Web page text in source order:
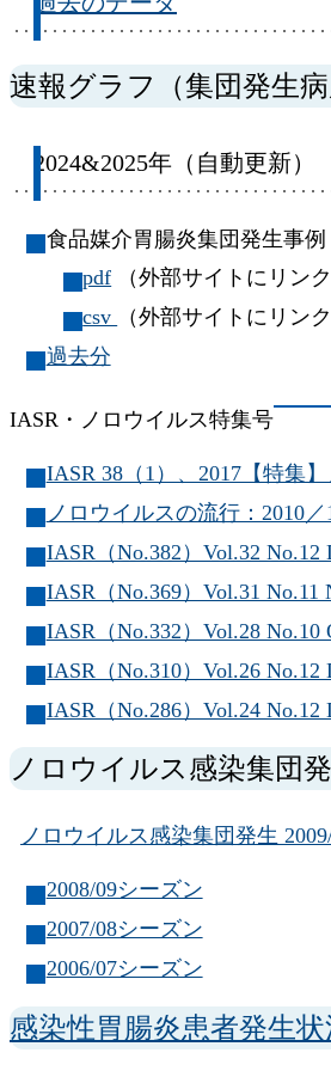
速報グラフ（集団発生
2024&2025年（自動更新）
食品媒介胃腸炎集団発生事例
pdf （外部サイトにリン
csv
（外部サイトにリン
過去分
IASR・ノロウイルス特集号
IASR 38（1）、2017【特集
ノロウイルスの流行：2010
IASR（No.382）Vol.32
IASR（No.369）Vol.31 No.11
IASR（No.332）Vol.28
IASR（No.310）Vol.26 No.12
IASR（No.286）Vol.24 No.12
ノロウイルス感染集団
ノロウイルス感染集団発生
2008/09シーズン
2007/08シーズン
2006/07シーズン
感染性胃腸炎患者発生状